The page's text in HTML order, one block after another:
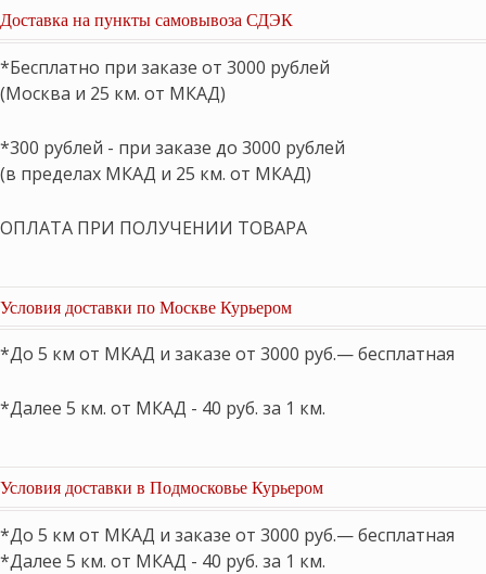
Доставка на пункты самовывоза СДЭК
*Бесплатно при заказе от 3000 рублей
(Москва и 25 км. от МКАД)
*300 рублей - при заказе до 3000 рублей
(в пределах МКАД и 25 км. от МКАД)
ОПЛАТА ПРИ ПОЛУЧЕНИИ ТОВАРА
Условия доставки по Москве Курьером
*До 5 км от МКАД и заказе от 3000 руб.— бесплатная
*Далее 5 км. от МКАД - 40 руб. за 1 км.
Условия доставки в Подмосковье Курьером
*До 5 км от МКАД и заказе от 3000 руб.— бесплатная
*Далее 5 км. от МКАД - 40 руб. за 1 км.